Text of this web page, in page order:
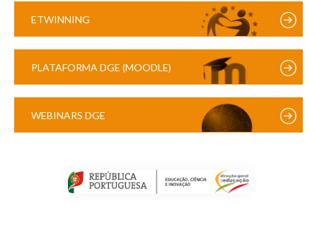
ETWINNING
PLATAFORMA DGE (MOODLE)
WEBINARS DGE